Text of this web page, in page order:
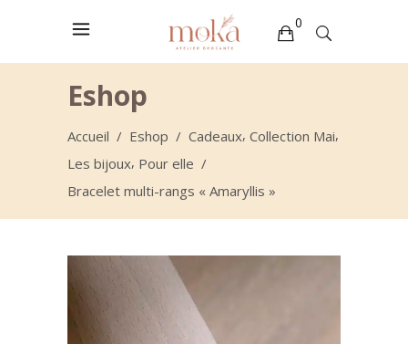
0
Eshop
Accueil / Eshop / Cadeaux, Collection Mai,
Les bijoux, Pour elle /
Bracelet multi-rangs « Amaryllis »